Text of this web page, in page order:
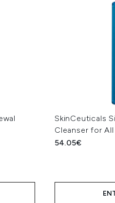
SkinCeuticals
Cleanser for All
54.05€